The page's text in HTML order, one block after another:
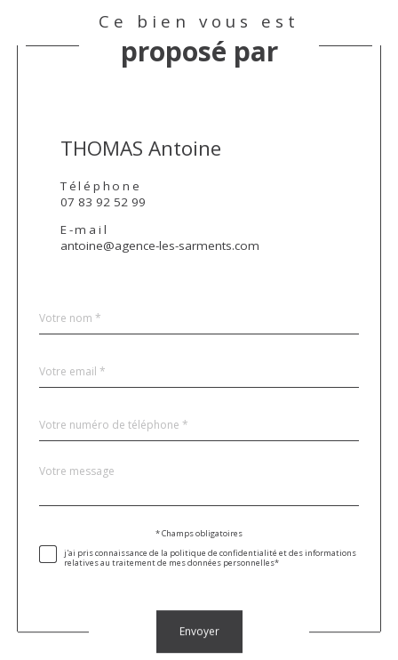
Ce bien vous est
proposé par
THOMAS Antoine
Téléphone
07 83 92 52 99
E-mail
antoine@agence-les-sarments.com
par
*
*
*
Fieldset
Message
*
* Champs obligatoires
j'ai pris connaissance de la politique de confidentialité et des informations
relatives au traitement de mes données personnelles*
Envoyer